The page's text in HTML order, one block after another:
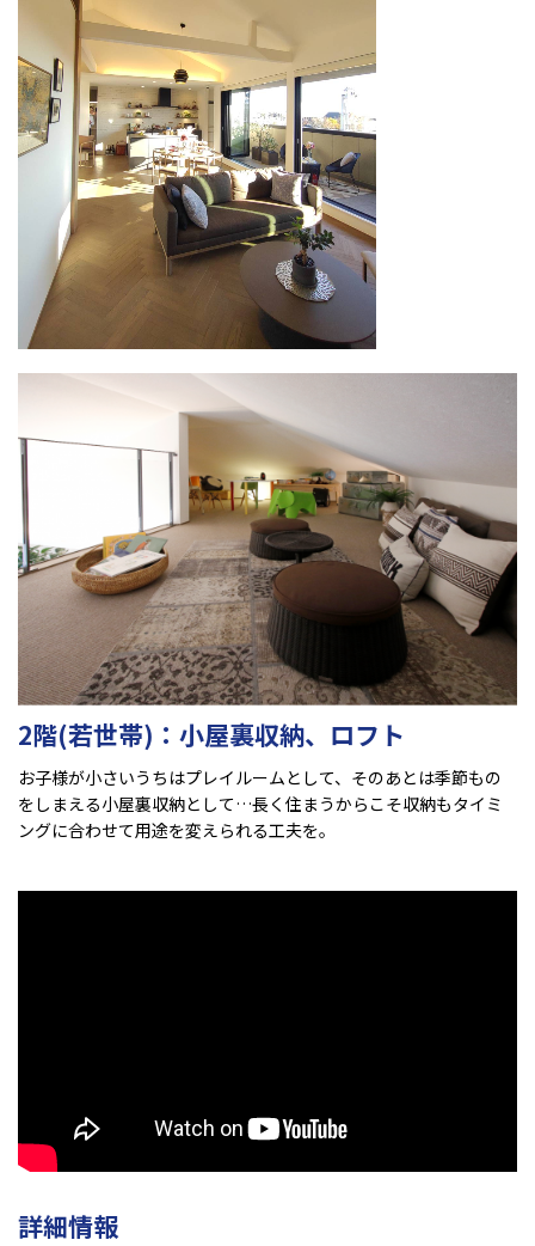
2階(若世帯)：小屋裏収納、ロフト
お子様が小さいうちはプレイルームとして、そのあとは季節もの
をしまえる小屋裏収納として…長く住まうからこそ収納もタイミ
ングに合わせて用途を変えられる工夫を。
詳細情報